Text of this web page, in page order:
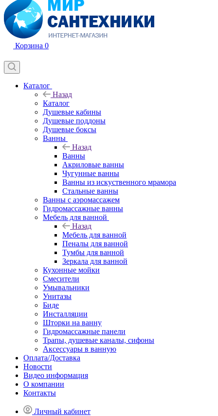
Корзина 0
Каталог
Назад
Каталог
Душевые кабины
Душевые поддоны
Душевые боксы
Ванны
Назад
Ванны
Акриловые ванны
Чугунные ванны
Ванны из искуственного мрамора
Стальные ванны
Ванны с аэромассажем
Гидромассажные ванны
Мебель для ванной
Назад
Мебель для ванной
Пеналы для ванной
Тумбы для ванной
Зеркала для ванной
Кухонные мойки
Смесители
Умывальники
Унитазы
Биде
Инсталляции
Шторки на ванну
Гидромассажные панели
Трапы, душевые каналы, сифоны
Аксессуары в ванную
Оплата/Доставка
Новости
Видео информация
О компании
Контакты
Личный кабинет